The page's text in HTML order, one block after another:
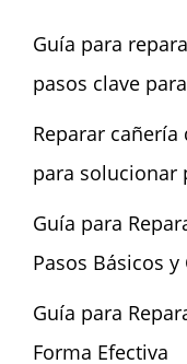
Guía para
pasos clave
Reparar cañería
para solucionar
Guía para
Pasos Básicos
Guía para
Forma Efectiva